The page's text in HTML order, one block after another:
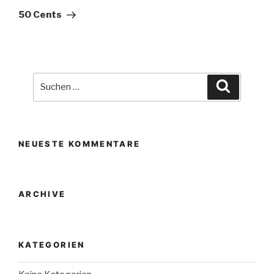
Beitrag
50 Cents
NEUESTE KOMMENTARE
ARCHIVE
KATEGORIEN